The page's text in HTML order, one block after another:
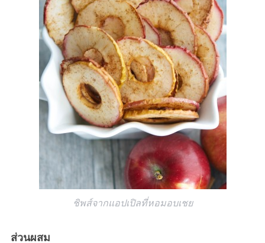
ชิพส์จากแอปเปิลที่หอมอบเชย
ส่วนผสม